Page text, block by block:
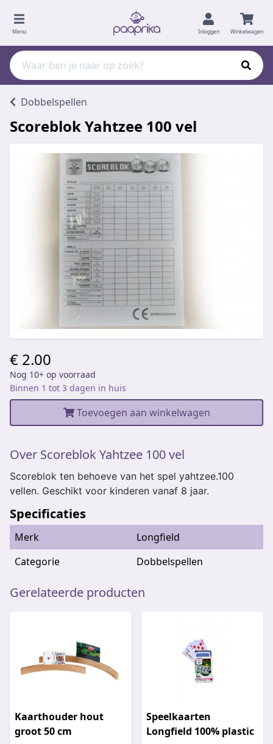
Menu Inloggen Winkelwagen
Dobbelspellen
Scoreblok Yahtzee 100 vel
€ 2.00
Nog 10+ op voorraad
Binnen 1 tot 3 dagen in huis
Toevoegen aan winkelwagen
Over Scoreblok Yahtzee 100 vel
Scoreblok ten behoeve van het spel yahtzee.100
vellen. Geschikt voor kinderen vanaf 8 jaar.
Specificaties
Merk
Longfield
Categorie
Dobbelspellen
Gerelateerde producten
Kaarthouder hout
groot 50 cm
Speelkaarten
Longfield 100% plastic